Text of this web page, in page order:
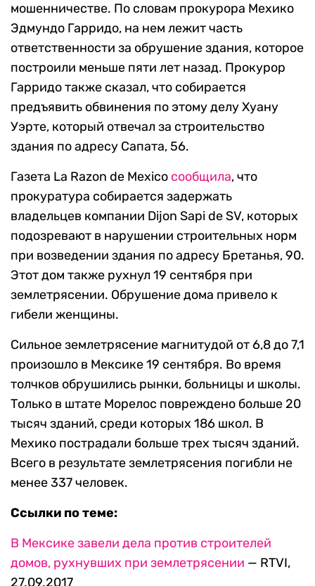
мошенничестве. По словам прокурора Мехико
Эдмундо Гарридо, на нем лежит часть
ответственности за обрушение здания, которое
построили меньше пяти лет назад. Прокурор
Гарридо также сказал, что собирается
предъявить обвинения по этому делу Хуану
Уэрте, который отвечал за строительство
здания по адресу Сапата, 56.
Газета La Razon de Mexico сообщила, что
прокуратура собирается задержать
владельцев компании Dijon Sapi de SV, которых
подозревают в нарушении строительных норм
при возведении здания по адресу Бретанья, 90.
Этот дом также рухнул 19 сентября при
землетрясении. Обрушение дома привело к
гибели женщины.
Сильное землетрясение магнитудой от 6,8 до 7,1
произошло в Мексике 19 сентября. Во время
толчков обрушились рынки, больницы и школы.
Только в штате Морелос повреждено больше 20
тысяч зданий, среди которых 186 школ. В
Мехико пострадали больше трех тысяч зданий.
Всего в результате землетрясения погибли не
менее 337 человек.
Ссылки по теме:
В Мексике завели дела против строителей
домов, рухнувших при землетрясении — RTVI,
27.09.2017